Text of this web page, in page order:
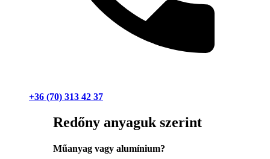
+36 (70) 313 42 37
Redőny anyaguk szerint
Műanyag vagy alumínium?